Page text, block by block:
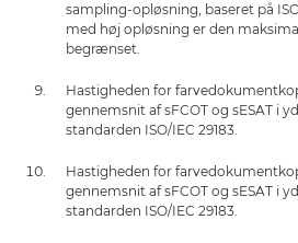
sampling-opløsning, baseret på
med høj opløsning er den
begrænset.
Hastigheden for
gennemsnit af sFCOT og sESAT i
standarden ISO/IEC 29183.
Hastigheden for
gennemsnit af sFCOT og sESAT i
standarden ISO/IEC 29183.